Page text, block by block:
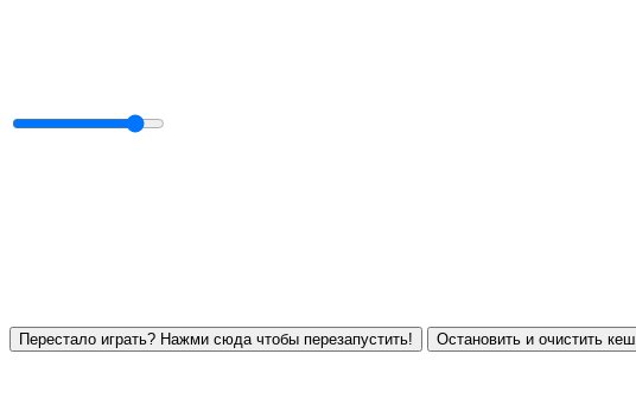
Перестало играть? Нажми сюда чтобы перезапустить! Остановить и очистить кеш.